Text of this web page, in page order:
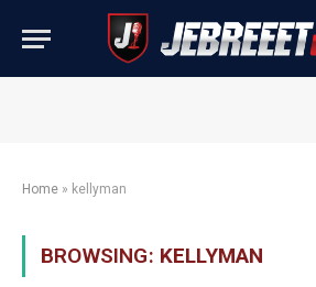
Home » kellyman
BROWSING: KELLYMAN